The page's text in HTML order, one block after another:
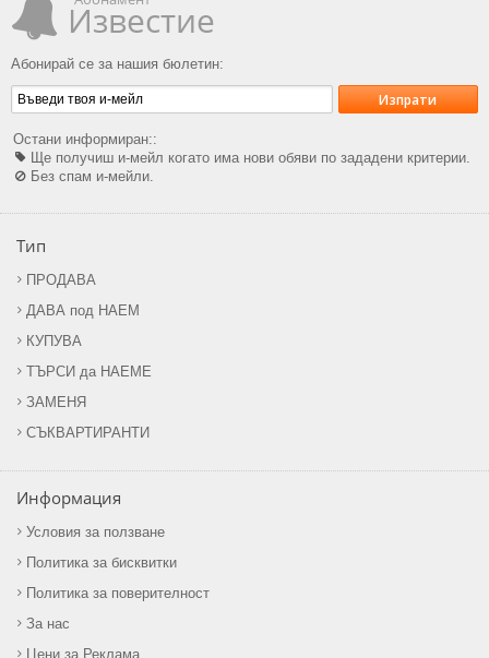
Известие
Абонирай се за нашия бюлетин:
Изпрати
Остани информиран::
Ще получиш и-мейл когато има нови обяви по зададени критерии.
Без спам и-мейли.
Тип
ПРОДАВА
ДАВА под НАЕМ
КУПУВА
ТЪРСИ да НАЕМЕ
ЗАМЕНЯ
СЪКВАРТИРАНТИ
Информация
Условия за ползване
Политика за бисквитки
Политика за поверителност
За нас
Цени за Реклама